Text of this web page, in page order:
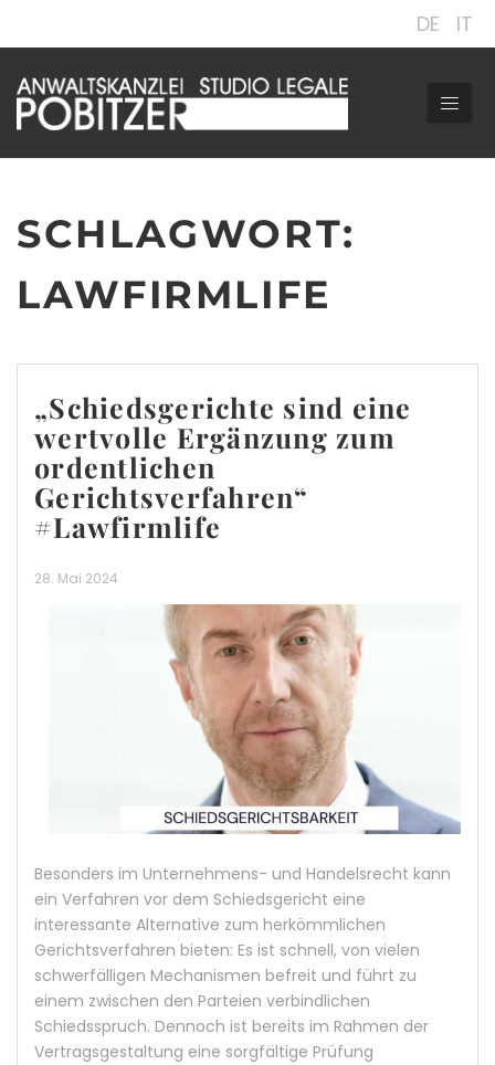
DE IT
SCHLAGWORT:
LAWFIRMLIFE
„Schiedsgerichte sind eine
wertvolle Ergänzung zum
ordentlichen
Gerichtsverfahren“
#Lawfirmlife
28. Mai 2024
Besonders im Unternehmens- und Handelsrecht kann
ein Verfahren vor dem Schiedsgericht eine
interessante Alternative zum herkömmlichen
Gerichtsverfahren bieten: Es ist schnell, von vielen
schwerfälligen Mechanismen befreit und führt zu
einem zwischen den Parteien verbindlichen
Schiedsspruch. Dennoch ist bereits im Rahmen der
Vertragsgestaltung eine sorgfältige Prüfung